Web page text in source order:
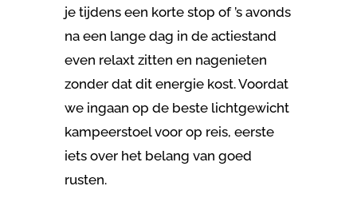
je tijdens een korte stop of ’s avonds
na een lange dag in de actiestand
even relaxt zitten en nagenieten
zonder dat dit energie kost. Voordat
we ingaan op de beste lichtgewicht
kampeerstoel voor op reis, eerste
iets over het belang van goed
rusten.